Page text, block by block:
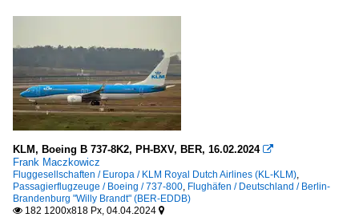
KLM, Boeing B 737-8K2, PH-BXV, BER, 16.02.2024 
Frank Maczkowicz
Fluggesellschaften / Europa / KLM Royal Dutch Airlines (KL-KLM),
Passagierflugzeuge / Boeing / 737-800, Flughäfen / Deutschland / Berlin-
Brandenburg "Willy Brandt" (BER-EDDB)
 182 1200x818 Px, 04.04.2024 